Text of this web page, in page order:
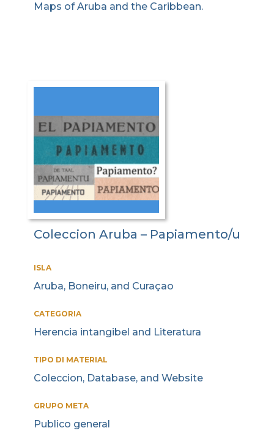
Maps of Aruba and the Caribbean.
Coleccion Aruba – Papiamento/u
ISLA
Aruba, Boneiru, and Curaçao
CATEGORIA
Herencia intangibel and Literatura
TIPO DI MATERIAL
Coleccion, Database, and Website
GRUPO META
Publico general